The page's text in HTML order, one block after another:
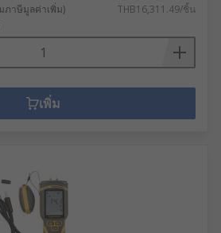
ภาษีมูลค่าเพิ่ม) THB16,311.49/ชิ้น
เพิ่ม